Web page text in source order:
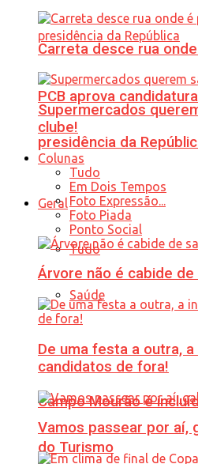
PCB aprova
presidência da
Geral
Tudo
Saúde
Campo Mourão é
do Turismo
Carreta desce rua
Supermercados
clube!
Colunas
Tudo
Em Dois Tempos
Foto Expressão...
Foto Piada
Ponto Social
Árvore não é cabide de
De uma festa a outra,
candidatos de fora!
Vamos passear por aí,